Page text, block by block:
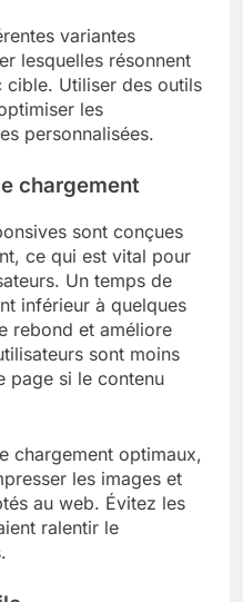
variantes
lesquelles résonnent
Utiliser des outils
les
personnalisées.
chargement
sont conçues
ce qui est vital pour
Un temps de
inférieur à quelques
rebond et améliore
sont moins
page si le contenu
chargement optimaux,
les images et
au web. Évitez les
ralentir le